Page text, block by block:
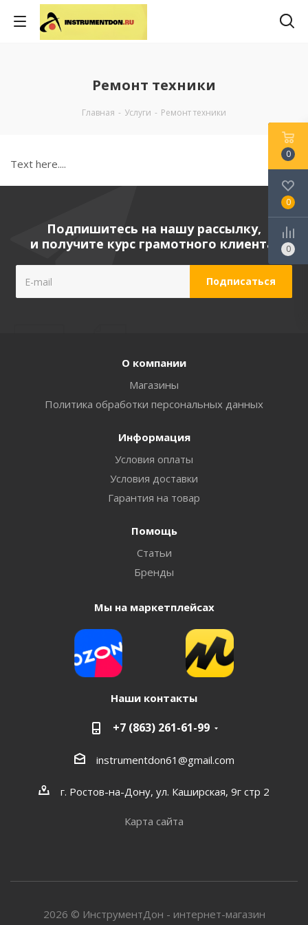
Ремонт техники
Главная - Услуги - Ремонт техники
Text here....
Подпишитесь на нашу рассылку,
и получите курс грамотного клиента!
О компании
Магазины
Политика обработки персональных данных
Информация
Условия оплаты
Условия доставки
Гарантия на товар
Помощь
Статьи
Бренды
Мы на маркетплейсах
Наши контакты
+7 (863) 261-61-99
instrumentdon61@gmail.com
г. Ростов-на-Дону, ул. Каширская, 9г стр 2
Карта сайта
2026 © ИнструментДон - интернет-магазин
0
0
0